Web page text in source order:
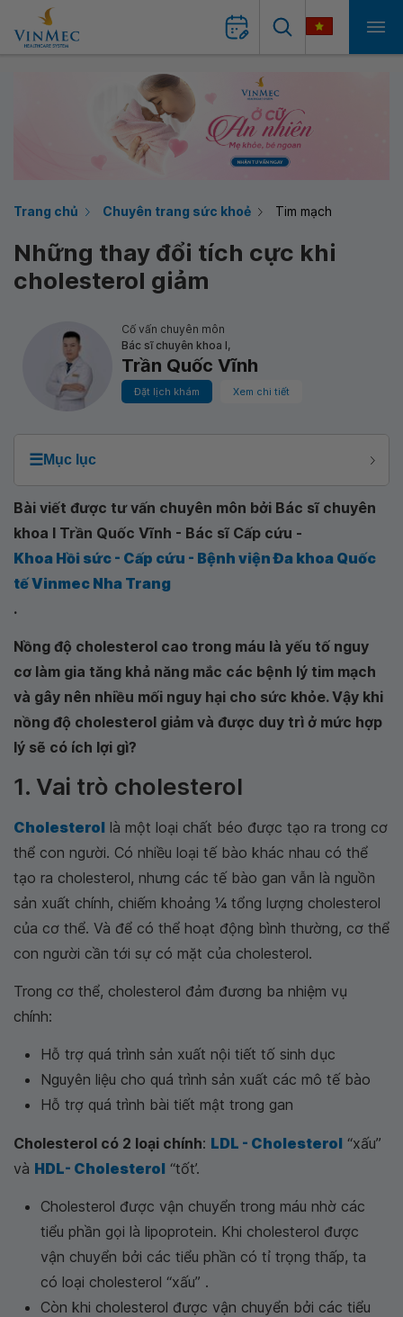
Trang chủ Chuyên trang sức khoẻ Tim mạch
Những thay đổi tích cực khi
cholesterol giảm
Cố vấn chuyên môn
Bác sĩ chuyên khoa I,
Trần Quốc Vĩnh
Đặt lịch khám Xem chi tiết
☰Mục lục
Bài viết được tư vấn chuyên môn bởi Bác sĩ chuyên
khoa I Trần Quốc Vĩnh - Bác sĩ Cấp cứu -
Khoa Hồi sức - Cấp cứu - Bệnh viện Đa khoa Quốc
tế Vinmec Nha Trang
.
Nồng độ cholesterol cao trong máu là yếu tố nguy
cơ làm gia tăng khả năng mắc các bệnh lý tim mạch
và gây nên nhiều mối nguy hại cho sức khỏe. Vậy khi
nồng độ cholesterol giảm và được duy trì ở mức hợp
lý sẽ có ích lợi gì?
1. Vai trò cholesterol
Cholesterol là một loại chất béo được tạo ra trong cơ
thể con người. Có nhiều loại tế bào khác nhau có thể
tạo ra cholesterol, nhưng các tế bào gan vẫn là nguồn
sản xuất chính, chiếm khoảng 1⁄4 tổng lượng cholesterol
của cơ thể. Và để có thể hoạt động bình thường, cơ thể
con người cần tới sự có mặt của cholesterol.
Trong cơ thể, cholesterol đảm đương ba nhiệm vụ
chính:
Hỗ trợ quá trình sản xuất nội tiết tố sinh dục
Nguyên liệu cho quá trình sản xuất các mô tế bào
Hỗ trợ quá trình bài tiết mật trong gan
Cholesterol có 2 loại chính: LDL - Cholesterol “xấu”
và HDL- Cholesterol “tốt’.
Cholesterol được vận chuyển trong máu nhờ các
tiểu phần gọi là lipoprotein. Khi cholesterol được
vận chuyển bởi các tiểu phần có tỉ trọng thấp, ta
có loại cholesterol “xấu” .
Còn khi cholesterol được vận chuyển bởi các tiểu